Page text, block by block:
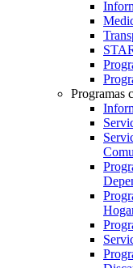
Programas